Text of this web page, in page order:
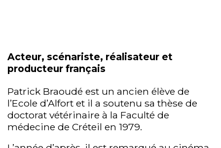
Acteur, scénariste, réalisateur et
producteur français
Patrick Braoudé est un ancien élève de
l’Ecole d’Alfort et il a soutenu sa thèse de
doctorat vétérinaire à la Faculté de
médecine de Créteil en 1979.